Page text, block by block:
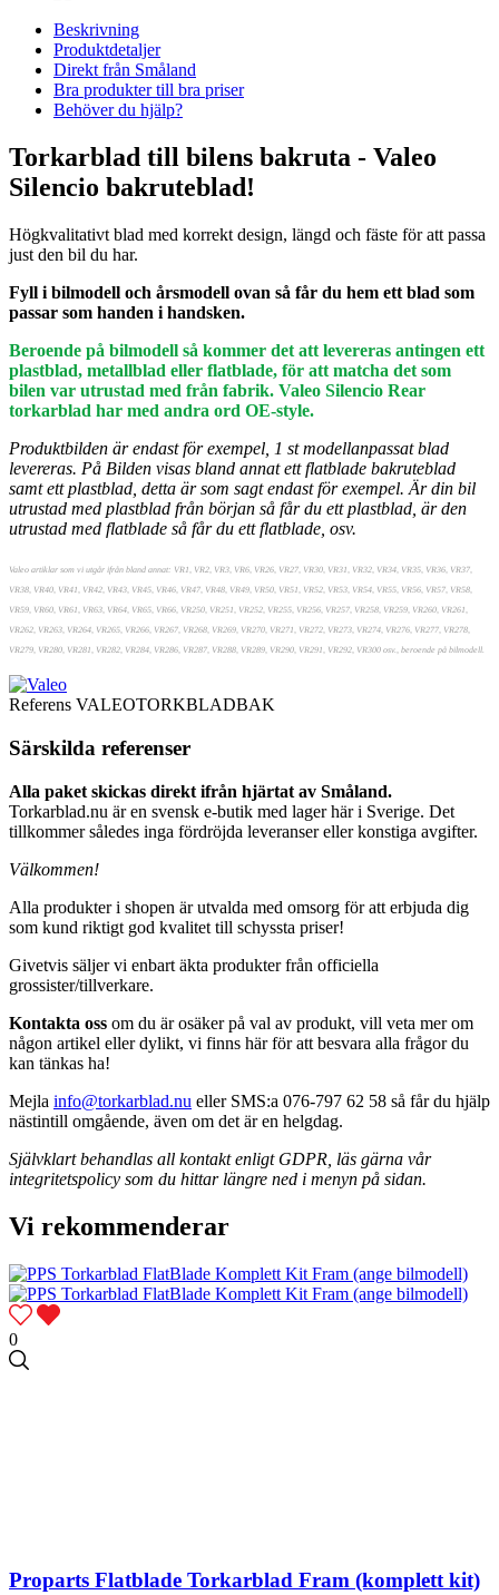
Beskrivning
Produktdetaljer
Direkt från Småland
Bra produkter till bra priser
Behöver du hjälp?
Torkarblad till bilens bakruta - Valeo
Silencio bakruteblad!
Högkvalitativt blad med korrekt design, längd och fäste för att passa
just den bil du har.
Fyll i bilmodell och årsmodell ovan så får du hem ett blad som
passar som handen i handsken.
Beroende på bilmodell så kommer det att levereras antingen ett
plastblad, metallblad eller flatblade, för att matcha det som
bilen var utrustad med från fabrik. Valeo Silencio Rear
torkarblad har med andra ord OE-style.
Produktbilden är endast för exempel, 1 st modellanpassat blad
levereras. På Bilden visas bland annat ett flatblade bakruteblad
samt ett plastblad, detta är som sagt endast för exempel. Är din bil
utrustad med plastblad från början så får du ett plastblad, är den
utrustad med flatblade så får du ett flatblade, osv.
Valeo artiklar som vi utgår ifrån bland annat: VR1, VR2, VR3, VR6, VR26, VR27, VR30, VR31, VR32, VR34, VR35, VR36, VR37,
VR38, VR40, VR41, VR42, VR43, VR45, VR46, VR47, VR48, VR49, VR50, VR51, VR52, VR53, VR54, VR55, VR56, VR57, VR58,
VR59, VR60, VR61, VR63, VR64, VR65, VR66, VR250, VR251, VR252, VR255, VR256, VR257, VR258, VR259, VR260, VR261,
VR262, VR263, VR264, VR265, VR266, VR267, VR268, VR269, VR270, VR271, VR272, VR273, VR274, VR276, VR277, VR278,
VR279, VR280, VR281, VR282, VR284, VR286, VR287, VR288, VR289, VR290, VR291, VR292, VR300 osv., beroende på bilmodell.
Referens VALEOTORKBLADBAK
Särskilda referenser
Alla paket skickas direkt ifrån hjärtat av Småland.
Torkarblad.nu är en svensk e-butik med lager här i Sverige. Det
tillkommer således inga fördröjda leveranser eller konstiga avgifter.
Välkommen!
Alla produkter i shopen är utvalda med omsorg för att erbjuda dig
som kund riktigt god kvalitet till schyssta priser!
Givetvis säljer vi enbart äkta produkter från officiella
grossister/tillverkare.
Kontakta oss om du är osäker på val av produkt, vill veta mer om
någon artikel eller dylikt, vi finns här för att besvara alla frågor du
kan tänkas ha!
Mejla info@torkarblad.nu eller SMS:a 076-797 62 58 så får du hjälp
nästintill omgående, även om det är en helgdag.
Självklart behandlas all kontakt enligt GDPR, läs gärna vår
integritetspolicy som du hittar längre ned i menyn på sidan.
Vi rekommenderar
0
Proparts Flatblade Torkarblad Fram (komplett kit)